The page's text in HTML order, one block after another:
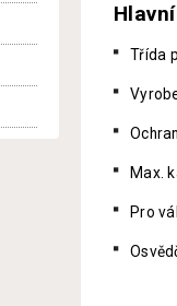
Třída
Max.
Pro